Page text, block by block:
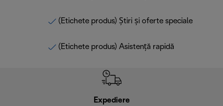
(Etichete produs) Știri și oferte speciale
(Etichete produs) Asistență rapidă
Expediere